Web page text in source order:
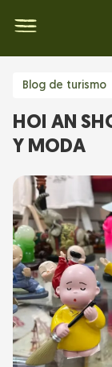
Blog de turismo
HOI AN
Y MODA